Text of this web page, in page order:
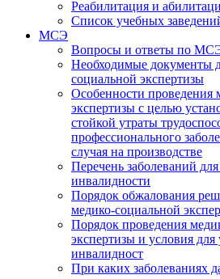
Реабилитация и
Список учебных
МСЭ
Вопросы и ответы по
Необходимые документы
социальной экспертизы
Особенности проведения
экспертизы с целью
стойкой утраты
профессионального
случая на производстве
Перечень заболеваний
инвалидности
Порядок обжалования
медико-социальной
Порядок проведения
экспертизы и условия для
инвалидност
При каких заболеваниях